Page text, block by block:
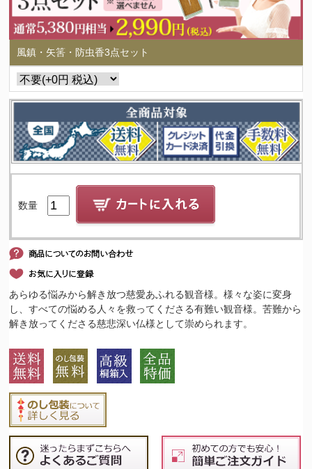
風鎮・矢筈・防虫香3点セット
数量
あらゆる悩みから解き放つ慈愛あふれる観音様。様々な姿に変身
し、すべての悩める人々を救ってくださる有難い観音様。苦難から
解き放ってくださる慈悲深い仏様として崇められます。